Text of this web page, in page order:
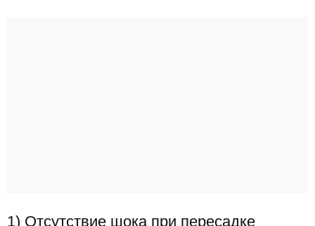
1) Отсутствие шока при пересадке